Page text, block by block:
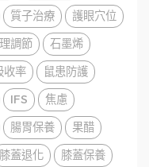
質子治療
護眼穴位
調節
石墨烯
收率
鼠患防護
IFS
焦慮
腸胃保養
果醋
膝蓋退化
膝蓋保養